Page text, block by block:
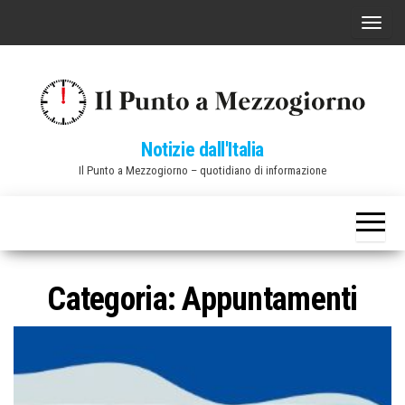
C
a
v
a
Notizie dall'Italia
Il Punto a Mezzogiorno – quotidiano di informazione
Categoria:Appuntamenti